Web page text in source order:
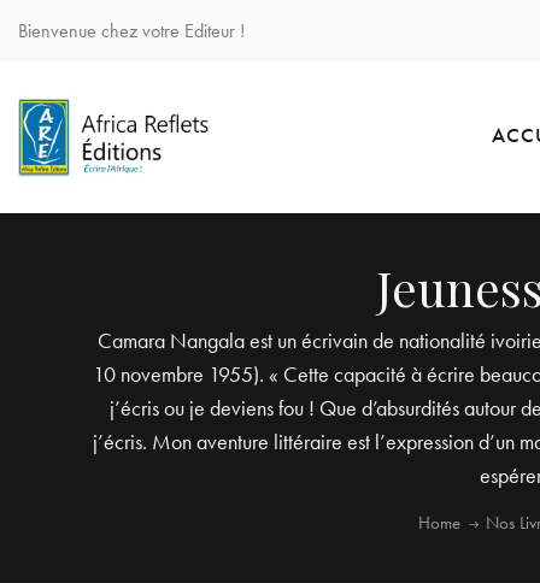
Bienvenue chez votre Editeur !
Camara Nangala est un écrivain de nationalité
10 novembre 1955). « Cette capacité à écrire
j’écris ou je deviens fou ! Que d’absurdités autour
j’écris. Mon aventure littéraire est l’expression d’un
Home Nos